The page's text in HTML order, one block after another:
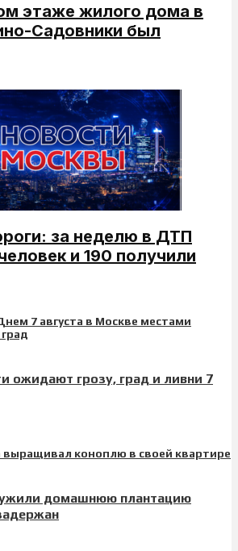
этаже жилого дома в
Садовники был
за неделю в ДТП
и 190 получили
ожидают грозу, град и ливни 7
домашнюю плантацию